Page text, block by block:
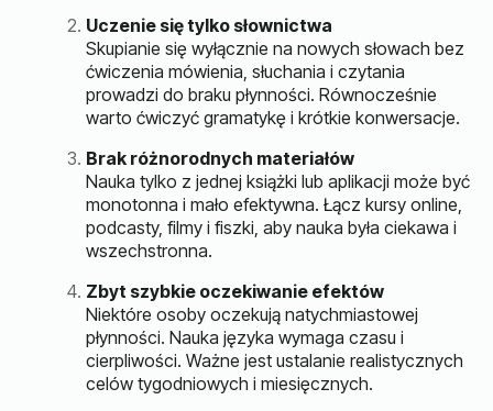
Uczenie się tylko słownictwa
Skupianie się wyłącznie na nowych słowach bez
ćwiczenia mówienia, słuchania i czytania
prowadzi do braku płynności. Równocześnie
warto ćwiczyć gramatykę i krótkie konwersacje.
Brak różnorodnych materiałów
Nauka tylko z jednej książki lub aplikacji może być
monotonna i mało efektywna. Łącz kursy online,
podcasty, filmy i fiszki, aby nauka była ciekawa i
wszechstronna.
Zbyt szybkie oczekiwanie efektów
Niektóre osoby oczekują natychmiastowej
płynności. Nauka języka wymaga czasu i
cierpliwości. Ważne jest ustalanie realistycznych
celów tygodniowych i miesięcznych.